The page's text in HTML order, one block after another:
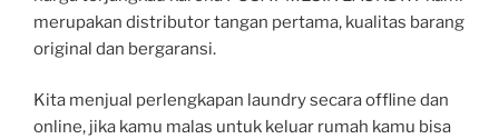
merupakan distributor tangan pertama, kualitas barang
original dan bergaransi.
Kita menjual perlengkapan laundry secara offline dan
online, jika kamu malas untuk keluar rumah kamu bisa